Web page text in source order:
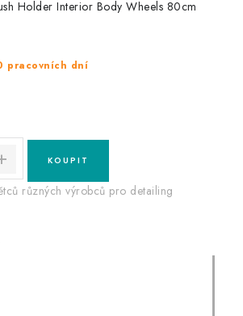
Holder Interior Body Wheels 80cm
pracovních dní
různých výrobců pro detailing